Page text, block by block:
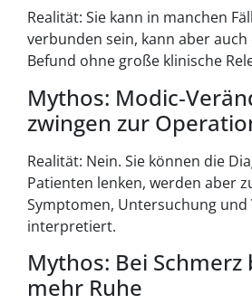
Realität: Sie kann in manchen
verbunden sein, kann aber
Befund ohne große klinische
Mythos:
zwingen zur
Realität: Nein. Sie können die
Patienten lenken, werden aber
Symptomen, Untersuchung und
interpretiert.
Mythos: Bei Schmerz
mehr Ruhe